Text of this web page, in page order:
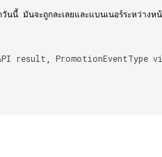
นี้ มันจะถูกละเลยและแบนเนอร์ระหว่า
result PromotionEventType